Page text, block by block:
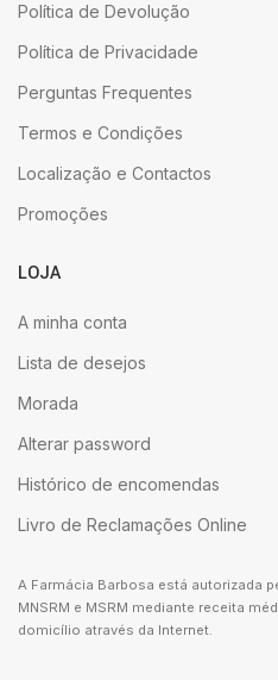
Política de Devolução
Política de Privacidade
Perguntas Frequentes
Termos e Condições
Localização e Contactos
Promoções
LOJA
A minha conta
Lista de desejos
Morada
Alterar password
Histórico de encomendas
Livro de Reclamações Online
A Farmácia Barbosa está autorizada
MNSRM e MSRM mediante receita
domicílio através da Internet.